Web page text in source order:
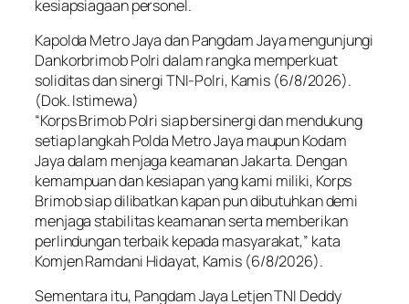
kesiapsiagaan personel.
Kapolda Metro Jaya dan Pangdam Jaya mengunjungi
Dankorbrimob Polri dalam rangka memperkuat
soliditas dan sinergi TNI-Polri, Kamis (6/8/2026).
(Dok. Istimewa)
“Korps Brimob Polri siap bersinergi dan mendukung
setiap langkah Polda Metro Jaya maupun Kodam
Jaya dalam menjaga keamanan Jakarta. Dengan
kemampuan dan kesiapan yang kami miliki, Korps
Brimob siap dilibatkan kapan pun dibutuhkan demi
menjaga stabilitas keamanan serta memberikan
perlindungan terbaik kepada masyarakat,” kata
Komjen Ramdani Hidayat, Kamis (6/8/2026).
Sementara itu, Pangdam Jaya Letjen TNI Deddy